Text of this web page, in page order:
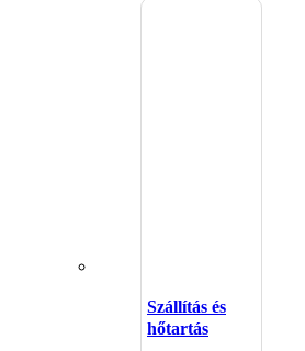
Szállítás és
hőtartás